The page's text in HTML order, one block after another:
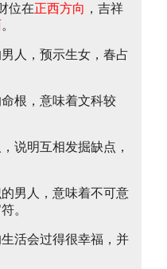
位在正西方向 ，吉祥
。
人，预示生女，春占
根，意味着文科较
说明互相发掘缺点，
男人，意味着不可意
。
活会过得很幸福，并